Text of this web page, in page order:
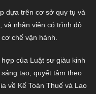
dựa trên cơ sở quy tụ và
và nhân viên có trình độ
chế vận hành.
của Luật sư giàu kinh
tạo, quyết tâm theo
về Kế Toán Thuế và Lao